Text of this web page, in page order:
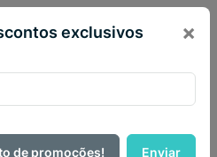
exclusivos ×
de promoções! Enviar